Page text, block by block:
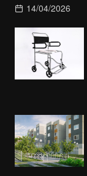
14/04/2026